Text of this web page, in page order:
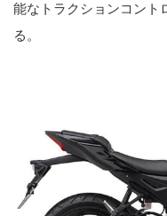
能なトラクションコント
る。